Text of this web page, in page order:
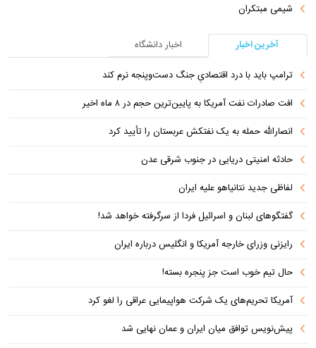
شیمی مبتکران
آخرین اخبار
اخبار دانشگاه
ترامپ باید با درد اقتصادیِ جنگ دست‌و‌پنجه نرم کند
افت صادرات نفت آمریکا به پایین‌ترین حجم در ۸ ماه اخیر
انصارالله حمله به یک نفتکش عربستان را تأیید کرد
حادثه امنیتی دریایی در جنوب شرقی عدن
لفاظی جدید نتانیاهو علیه ایران
گفتگوهای لبنان و اسرائیل فردا از سرگرفته خواهد شد!
رایزنی وزرای خارجه آمریکا و انگلیس درباره ایران
حال تیم خوب است جز پنجره بسته!
آمریکا تحریم‌های یک شرکت هواپیمایی عراقی را لغو کرد
پیش‌نویس توافق میان ایران و عمان نهایی شد